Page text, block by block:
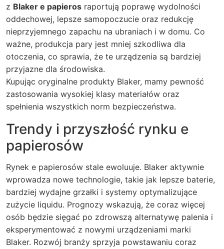
z Blaker e papieros raportują poprawę wydolności
oddechowej, lepsze samopoczucie oraz redukcję
nieprzyjemnego zapachu na ubraniach i w domu. Co
ważne, produkcja pary jest mniej szkodliwa dla
otoczenia, co sprawia, że te urządzenia są bardziej
przyjazne dla środowiska.
Kupując oryginalne produkty Blaker, mamy pewność
zastosowania wysokiej klasy materiałów oraz
spełnienia wszystkich norm bezpieczeństwa.
Trendy i przyszłość rynku e
papierosów
Rynek e papierosów stale ewoluuje. Blaker aktywnie
wprowadza nowe technologie, takie jak lepsze baterie,
bardziej wydajne grzałki i systemy optymalizujące
zużycie liquidu. Prognozy wskazują, że coraz więcej
osób będzie sięgać po zdrowszą alternatywę palenia i
eksperymentować z nowymi urządzeniami marki
Blaker. Rozwój branży sprzyja powstawaniu coraz